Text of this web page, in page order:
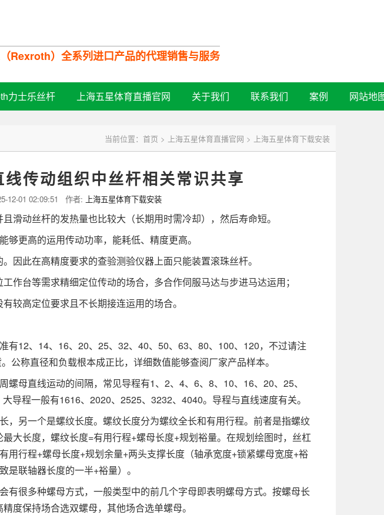
Rexroth）全系列进口产品的代理销售与服务
全国服务热线：
13532728713
力士乐丝杆 上海五星体育直播官网 关于我们 联系我们 案例 网站地
当前位置： 首页 > 上海五星体育直播官网 > 上海五星体育下载安装
线传动组织中丝杆相关常识共享
12-01 02:09:51 作者: 上海五星体育下载安装
动丝杆的发热量也比较大（长期用时需冷却），然后寿命短。
更高的运用传动功率，能耗低、精度更高。
此在高精度要求的查验测验仪器上面只能装置滚珠丝杆。
台等需求精细定位传动的场合，多合作伺服马达与步进马达运用；
高定位要求且不长期接连运用的场合。
12、14、16、20、25、32、40、50、63、80、100、120，不过请注
公称直径和负载根本成正比，详细数值能够查阅厂家产品样本。
母直线运动的间隔，常见导程有1、2、4、6、8、10、16、20、25、
导程一般有1616、2020、2525、3232、4040。导程与直线速度有关。
另一个是螺纹长度。螺纹长度分为螺纹全长和有用行程。前者是指螺纹
大长度，螺纹长度=有用行程+螺母长度+规划裕量。在规划绘图时，丝杠
用行程+螺母长度+规划余量+两头支撑长度（轴承宽度+锁紧螺母宽度+裕
是联轴器长度的一半+裕量）。
很多种螺母方式，一般类型中的前几个字母即表明螺母方式。按螺母长
度保持场合选双螺母，其他场合选单螺母。